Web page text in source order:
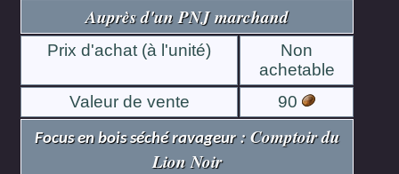
Auprès d'un PNJ marchand
Prix d'achat (à l'unité)
Non
achetable
Valeur de vente
90
Focus en bois séché ravageur: Comptoir du
Lion Noir